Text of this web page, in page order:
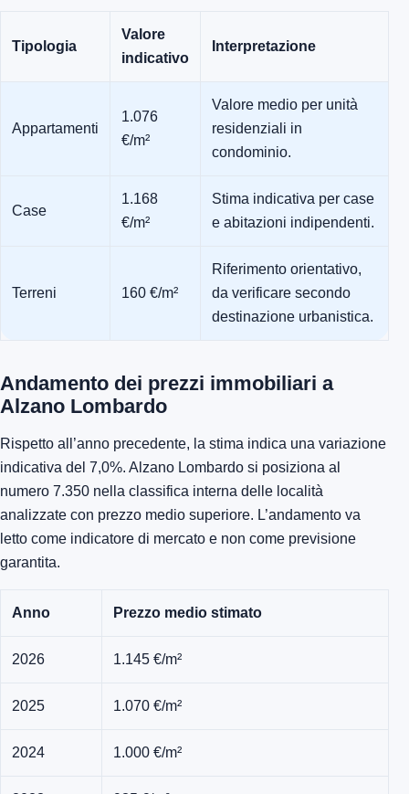
Tipologia
Valore
indicativo
Interpretazione
Appartamenti
1.076
€/m²
Valore medio per unità
residenziali in
condominio.
Case
1.168
€/m²
Stima indicativa per case
e abitazioni indipendenti.
Terreni 160 €/m²
Riferimento orientativo,
da verificare secondo
destinazione urbanistica.
Andamento dei prezzi immobiliari a
Alzano Lombardo
Rispetto all’anno precedente, la stima indica una variazione
indicativa del 7,0%. Alzano Lombardo si posiziona al
numero 7.350 nella classifica interna delle località
analizzate con prezzo medio superiore. L’andamento va
letto come indicatore di mercato e non come previsione
garantita.
Anno Prezzo medio stimato
2026 1.145 €/m²
2025 1.070 €/m²
2024 1.000 €/m²